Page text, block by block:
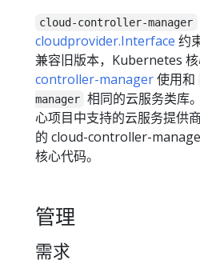
cloud-controller-manager
cloudprovider.Interface 约
兼容旧版本，Kubernetes
controller-manager使用和
manager 相同的云服务类库
心项目中支持的云服务提供
的 cloud-controller-
核心代码。
管理
需求